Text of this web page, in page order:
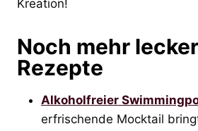
Kreation!
Noch mehr
Rezepte
Alkoholfreier
erfrischende Mocktail